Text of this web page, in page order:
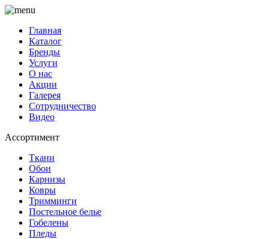
Главная
Каталог
Бренды
Услуги
О нас
Акции
Галерея
Сотрудничество
Видео
Ассортимент
Ткани
Обои
Карнизы
Ковры
Тримминги
Постельное белье
Гобелены
Пледы